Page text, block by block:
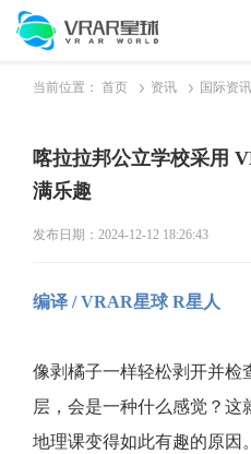
当前位置： 首页 资讯 国际资讯
喀拉拉邦公立学校采用
满乐趣
发布日期：2024-12-12 18:26:43
编译 / VRAR星球 R星人
像剥橘子一样轻松剥开并检
层，会是一种什么感觉？这
地理课变得如此有趣的原因